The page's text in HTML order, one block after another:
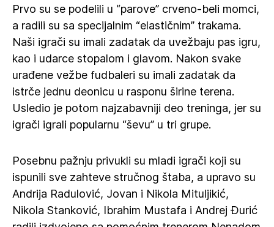
Prvo su se podelili u “parove” crveno-beli momci,
a radili su sa specijalnim “elastičnim” trakama.
Naši igrači su imali zadatak da uvežbaju pas igru,
kao i udarce stopalom i glavom. Nakon svake
urađene vežbe fudbaleri su imali zadatak da
istrče jednu deonicu u rasponu širine terena.
Usledio je potom najzabavniji deo treninga, jer su
igrači igrali popularnu “ševu” u tri grupe.
Posebnu pažnju privukli su mladi igrači koji su
ispunili sve zahteve stručnog štaba, a upravo su
Andrija Radulović, Jovan i Nikola Mituljikić,
Nikola Stanković, Ibrahim Mustafa i Andrej Đurić